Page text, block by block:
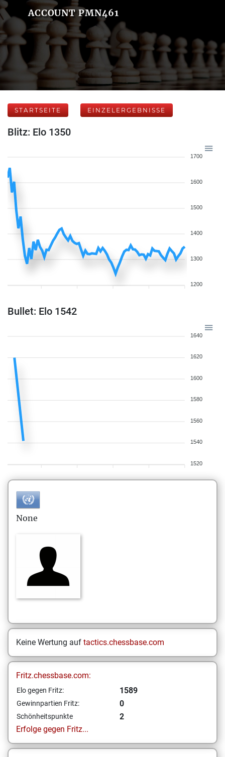
ACCOUNT PMN461
STARTSEITE EINZELERGEBNISSE
Blitz: Elo 1350
1700
1600
1500
1400
1300
1200
Bullet: Elo 1542
1640
1620
1600
1580
1560
1540
1520
None
Keine Wertung auf tactics.chessbase.com
Fritz.chessbase.com:
Elo gegen Fritz: 1589
Gewinnpartien Fritz: 0
Schönheitspunkte
2
Erfolge gegen Fritz...